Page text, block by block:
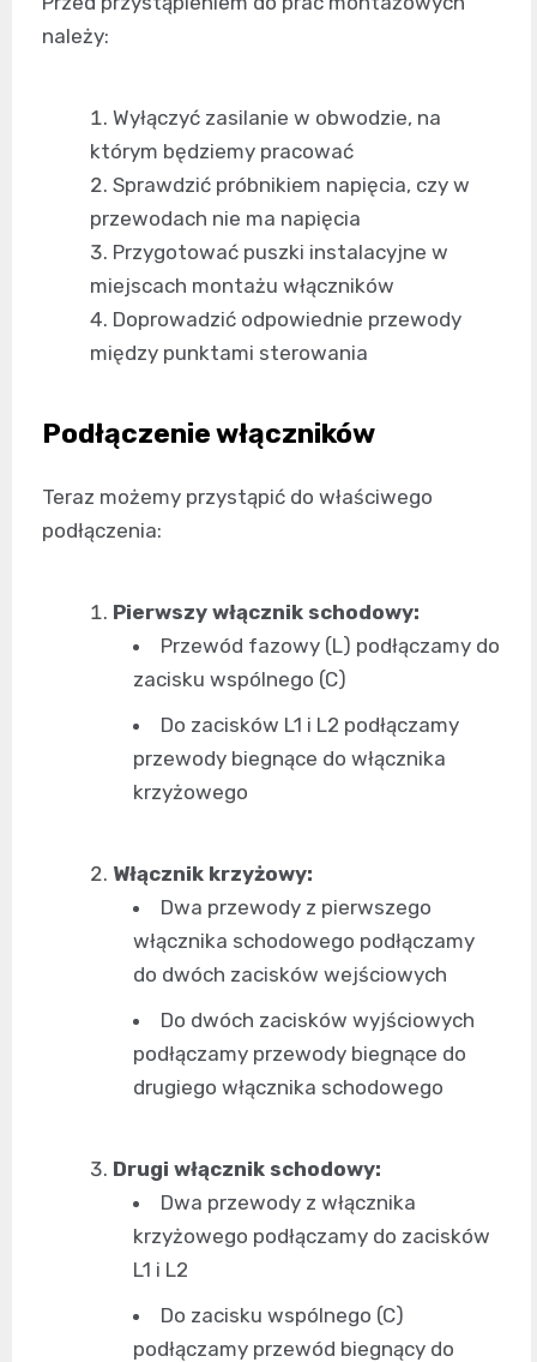
należy:
Wyłączyć zasilanie w obwodzie, na
którym będziemy pracować
Sprawdzić próbnikiem napięcia, czy w
przewodach nie ma napięcia
Przygotować puszki instalacyjne w
miejscach montażu włączników
Doprowadzić odpowiednie przewody
między punktami sterowania
Podłączenie włączników
Teraz możemy przystąpić do właściwego
podłączenia:
Pierwszy włącznik schodowy:
Przewód fazowy (L) podłączamy do
zacisku wspólnego (C)
Do zacisków L1 i L2 podłączamy
przewody biegnące do włącznika
krzyżowego
Włącznik krzyżowy:
Dwa przewody z pierwszego
włącznika schodowego podłączamy
do dwóch zacisków wejściowych
Do dwóch zacisków wyjściowych
podłączamy przewody biegnące do
drugiego włącznika schodowego
Drugi włącznik schodowy:
Dwa przewody z włącznika
krzyżowego podłączamy do zacisków
L1 i L2
Do zacisku wspólnego (C)
podłączamy przewód biegnący do